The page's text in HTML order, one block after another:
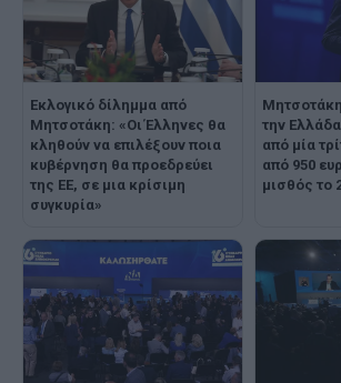
Εκλογικό δίλημμα από
Μητσοτάκη: «Οι Έλληνες θα
κληθούν να επιλέξουν ποια
κυβέρνηση θα προεδρεύει
της ΕΕ, σε μια κρίσιμη
συγκυρία»
την
από μία
από 950
μισθός το